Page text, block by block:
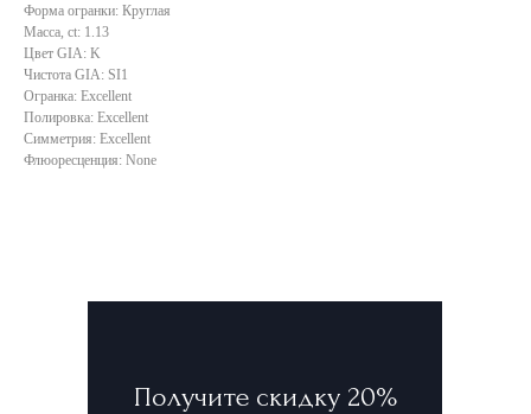
Форма огранки: Круглая
Масса, ct: 1.13
Цвет GIA: K
Чистота GIA: SI1
Огранка: Excellent
Полировка: Excellent
Симметрия: Excellent
Флюоресценция: None
Получите скидку 20%